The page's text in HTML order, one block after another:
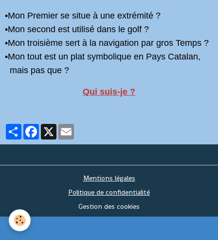
•Mon Premier se situe à une extrémité ?
•Mon second est utilisé dans le golf ?
•Mon troisième sert à la navigation par gros Temps ?
•Mon tout est un plat symbolique en Pays Catalan,
mais pas que ?
Qui suis-je ?
PartagerFacebook
X
Mentions légales
Politique de confidentialité
Gestion des cookies